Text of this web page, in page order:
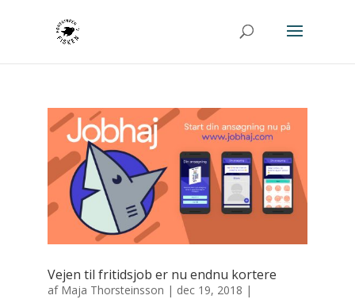
Vejen til fritidsjob er nu endnu kortere
af Maja Thorsteinsson | dec 19, 2018 |